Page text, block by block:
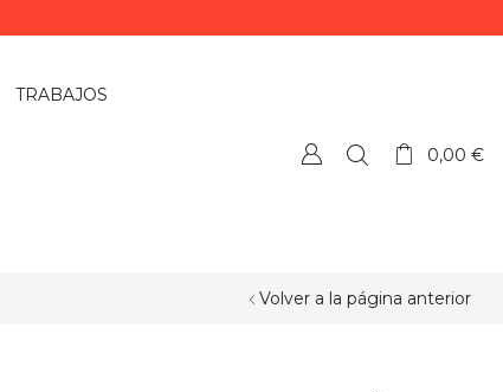
TRABAJOS
0,00€
Volver a la página anterior